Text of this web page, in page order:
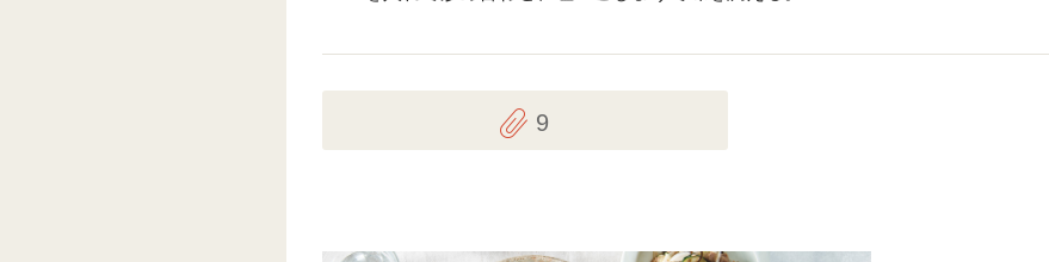
9